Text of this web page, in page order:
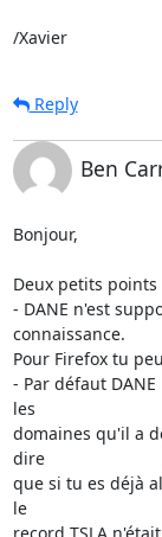
/Xavier
Reply
Ben
Bonjour,
Deux petits points
- DANE n'est
connaissance.
Pour Firefox tu
- Par défaut
les
domaines qu'il a
dire
que si tu es déjà
le